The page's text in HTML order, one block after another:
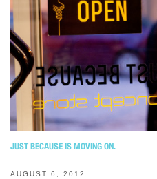
JUST BECAUSE IS MOVING ON.
AUGUST 6, 2012